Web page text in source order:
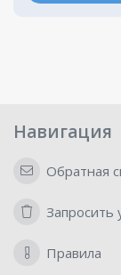
Навигация
Обратная
Запросить
Правила